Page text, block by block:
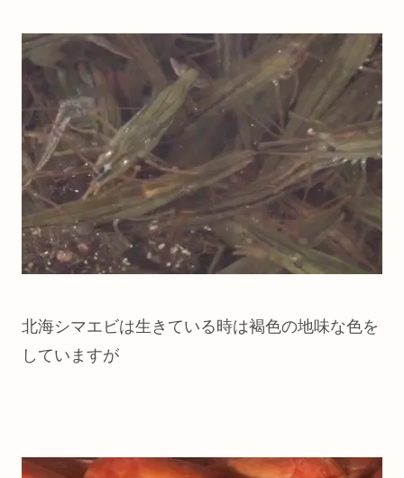
北海シマエビは生きている時は褐色の地味な色を
していますが